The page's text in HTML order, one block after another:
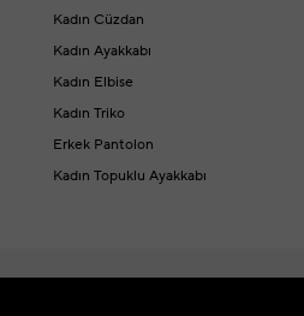
Kadın Cüzdan
Kadın Ayakkabı
Kadın Elbise
Kadın Triko
Erkek Pantolon
Kadın Topuklu Ayakkabı